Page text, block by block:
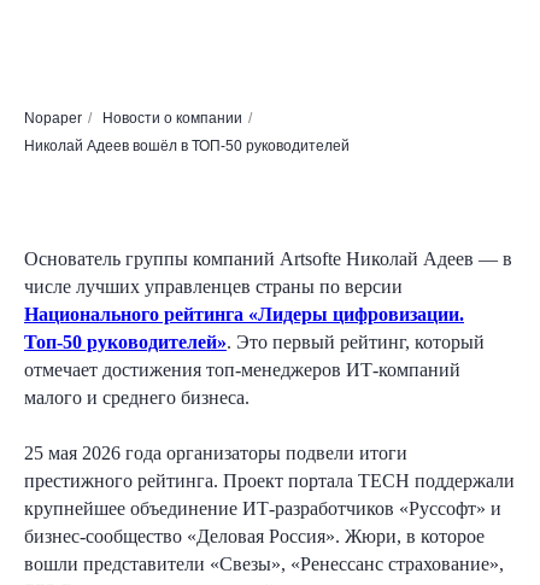
Nopaper / Новости о компании /
Николай Адеев вошёл в ТОП‑50 руководителей
Основатель группы компаний Artsofte Николай Адеев — в
числе лучших управленцев страны по версии
Национального рейтинга «Лидеры цифровизации.
Топ‑50 руководителей». Это первый рейтинг, который
отмечает достижения топ-менеджеров ИТ-компаний
малого и среднего бизнеса.
25 мая 2026 года организаторы подвели итоги
престижного рейтинга. Проект портала TECH поддержали
крупнейшее объединение ИТ-разработчиков «Руссофт» и
бизнес-сообщество «Деловая Россия». Жюри, в которое
вошли представители «Свезы», «Ренессанс страхование»,